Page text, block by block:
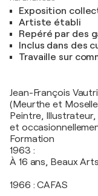
Exposition
Artiste établi
Repéré par des
Inclus dans des
Travaille sur
Jean-François
(Meurthe et
Peintre,
et
Formation
1963 :
À 16 ans, Beaux
1966 : CAFAS